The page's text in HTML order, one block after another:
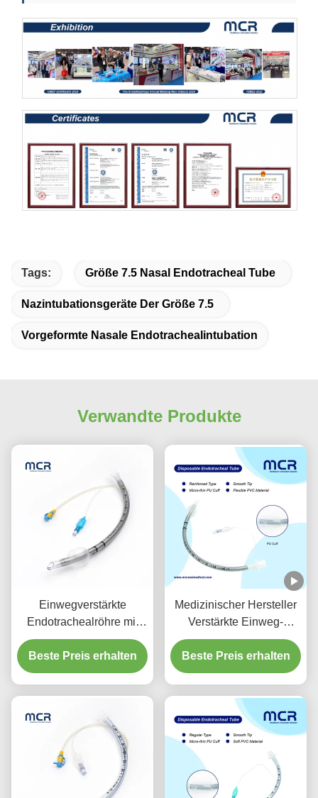
Tags: Größe 7.5 Nasal Endotracheal Tube
Nazintubationsgeräte Der Größe 7.5
Vorgeformte Nasale Endotrachealintubation
Verwandte Produkte
Einwegverstärkte
Endotrachealröhre mit
Sauganschluss zur VAP-
Prävention
Beste Preis erhalten
Medizinischer Hersteller
Verstärkte Einweg-
Endotrachealröhre
DEHP-frei
Beste Preis erhalten